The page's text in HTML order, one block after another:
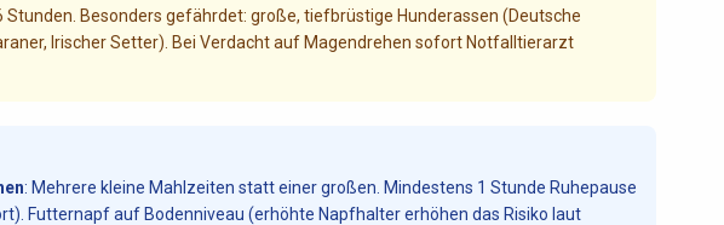
Stunden. Besonders gefährdet: große, tiefbrüstige Hunderassen (Deutsche
Irischer Setter). Bei Verdacht auf Magendrehen sofort Notfalltierarzt
: Mehrere kleine Mahlzeiten statt einer großen. Mindestens 1 Stunde Ruhepause
Futternapf auf Bodenniveau (erhöhte Napfhalter erhöhen das Risiko laut